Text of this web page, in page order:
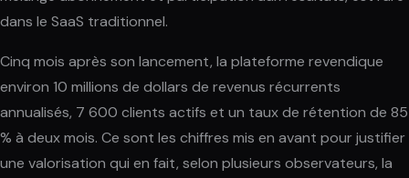
dans le SaaS traditionnel.
Cinq mois après son lancement, la plateforme revendique
environ 10 millions de dollars de revenus récurrents
annualisés, 7 600 clients actifs et un taux de rétention de 85
% à deux mois. Ce sont les chiffres mis en avant pour justifier
une valorisation qui en fait, selon plusieurs observateurs, la